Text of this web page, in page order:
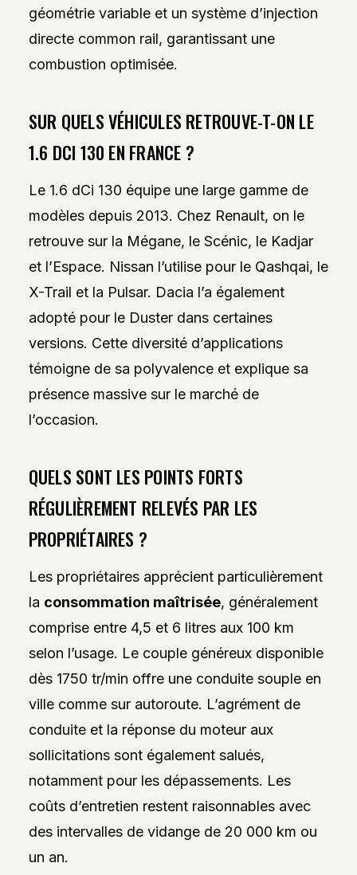
géométrie variable et un système d’injection
directe common rail, garantissant une
combustion optimisée.
SUR QUELS VÉHICULES RETROUVE-T-ON LE
1.6 DCI 130 EN FRANCE ?
Le 1.6 dCi 130 équipe une large gamme de
modèles depuis 2013. Chez Renault, on le
retrouve sur la Mégane, le Scénic, le Kadjar
et l’Espace. Nissan l’utilise pour le Qashqai, le
X-Trail et la Pulsar. Dacia l’a également
adopté pour le Duster dans certaines
versions. Cette diversité d’applications
témoigne de sa polyvalence et explique sa
présence massive sur le marché de
l’occasion.
QUELS SONT LES POINTS FORTS
RÉGULIÈREMENT RELEVÉS PAR LES
PROPRIÉTAIRES ?
Les propriétaires apprécient particulièrement
la consommation maîtrisée, généralement
comprise entre 4,5 et 6 litres aux 100 km
selon l’usage. Le couple généreux disponible
dès 1750 tr/min offre une conduite souple en
ville comme sur autoroute. L’agrément de
conduite et la réponse du moteur aux
sollicitations sont également salués,
notamment pour les dépassements. Les
coûts d’entretien restent raisonnables avec
des intervalles de vidange de 20 000 km ou
un an.